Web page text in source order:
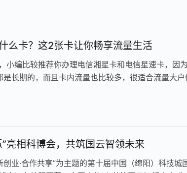
么卡？这2张卡让你畅享流量生活
小编比较推荐你办理电信湘星卡和电信星速卡，因
长期的，而且卡内流量也比较多，很适合流量大户
亮相科博会，共筑国云智领未来
创业·合作共享”为主题的第十届中国（绵阳）科技城